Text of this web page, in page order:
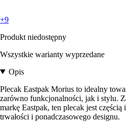
+9
Produkt niedostępny
Wszystkie warianty wyprzedane
Opis
Plecak Eastpak Morius to idealny
zarówno funkcjonalności, jak i stylu.
markę Eastpak, ten plecak jest
trwałości i ponadczasowego designu.